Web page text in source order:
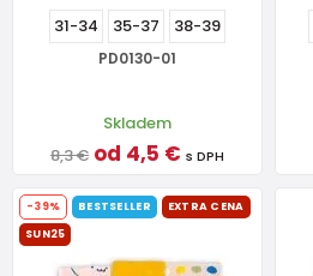
31-34
35-37 38-39
PD0130-01
Skladem
8,3 € od 4,5 € s DPH
-39% BESTSELLER
EXTRA CENA
SUN25